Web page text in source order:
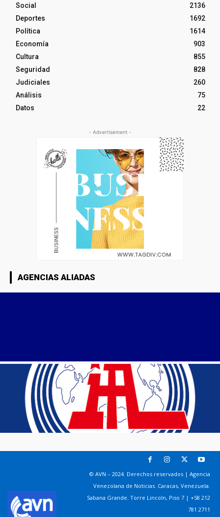
Social
2136
Deportes
1692
Política
1614
Economía
903
Cultura
855
Seguridad
828
Judiciales
260
Análisis
75
Datos
22
- Advertisement -
AGENCIAS ALIADAS
© AVN – 2024. Derechos reservados | Agencia
Venezolana de Noticias. Caracas, Venezuela.
Sabana Grande. Torre Lincoln, Piso 7 | +58 212
781 2711